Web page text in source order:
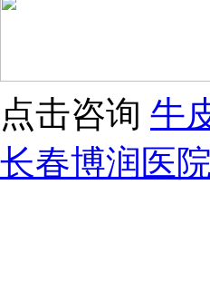
点击咨询 牛
长春博润医